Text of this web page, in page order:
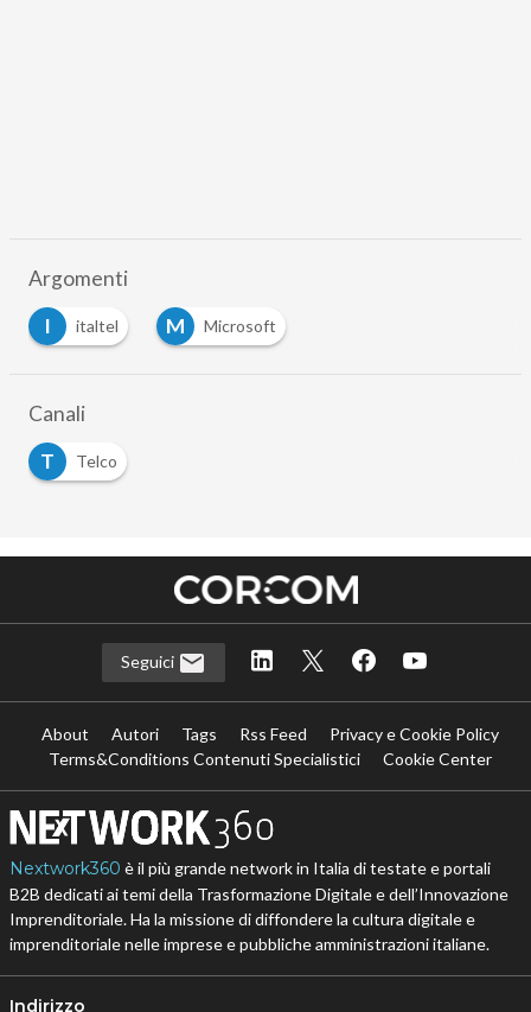
Argomenti
I
italtel M Microsoft
Canali
T
Telco
Seguici
About Autori Tags Rss Feed
Privacy e Cookie Policy
Terms&Conditions Contenuti Specialistici
Cookie Center
Nextwork360 è il più grande network in Italia di testate e portali
B2B dedicati ai temi della Trasformazione Digitale e dell’Innovazione
Imprenditoriale. Ha la missione di diffondere la cultura digitale e
imprenditoriale nelle imprese e pubbliche amministrazioni italiane.
Indirizzo